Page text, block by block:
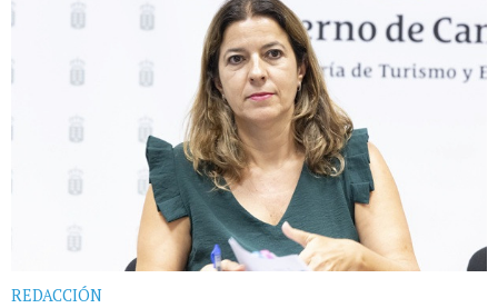
REDACCIÓN